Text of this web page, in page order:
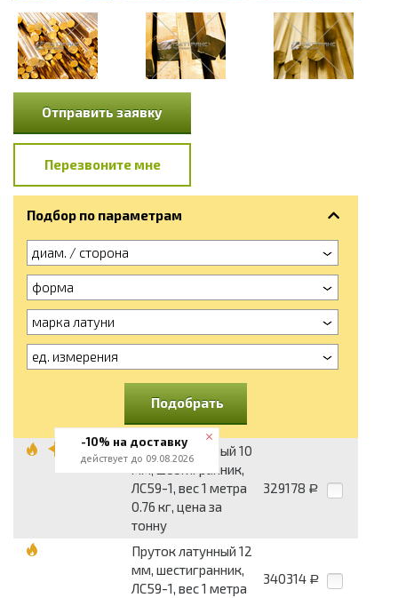
Отправить заявку
Перезвоните мне
Подбор по параметрам
диам. / сторона
форма
марка латуни
ед. измерения
Подобрать
Пруток латунный 10
мм, шестигранник,
ЛС59-1, вес 1 метра
0.76 кг, цена за
тонну
329178 Р
Пруток латунный 12
мм, шестигранник,
ЛС59-1, вес 1 метра
340314 Р
-10% на доставку
действует до 09.08.2026